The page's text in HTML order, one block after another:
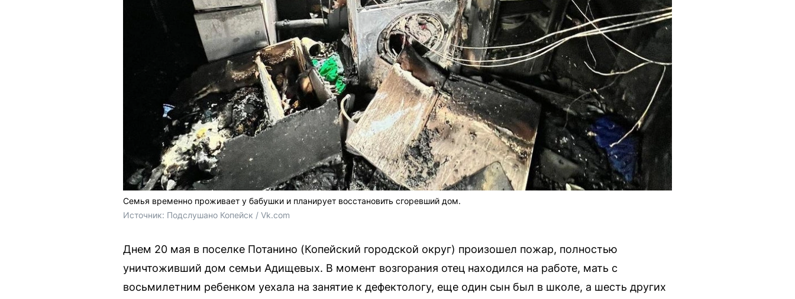
Семья временно проживает у бабушки и планирует восстановить сгоревший дом.
Источник: Подслушано Копейск / Vk.com
Днем 20 мая в поселке Потанино (Копейский городской округ) произошел пожар, полностью
уничтоживший дом семьи Адищевых. В момент возгорания отец находился на работе, мать с
восьмилетним ребенком уехала на занятие к дефектологу, еще один сын был в школе, а шесть других